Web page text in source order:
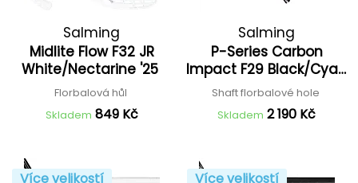
Salming
Midlite Flow F32 JR
White/Nectarine '25
Florbalová hůl
Skladem 849 Kč
Salming
P-Series Carbon
Impact F29 Black/Cyan
'25
Shaft florbalové hole
Skladem 2 190 Kč
Více velikostí Více velikostí